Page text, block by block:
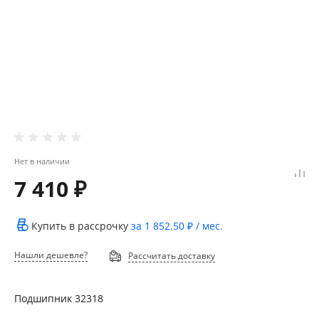
Нет в наличии
7 410 ₽
Купить в рассрочку за 1 852.50 ₽ / мес.
Нашли дешевле? Рассчитать доставку
Подшипник 32318